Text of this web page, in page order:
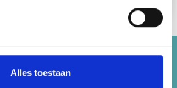
Alles toestaantot 50%